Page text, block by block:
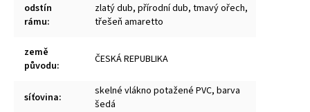
odstín
rámu:
zlatý dub, přírodní dub, tmavý ořech,
třešeň amaretto
země
původu: ČESKÁ REPUBLIKA
síťovina:
skelné vlákno potažené PVC, barva
šedá